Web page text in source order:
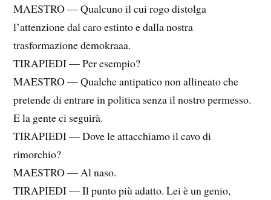
MAESTRO — Qualcuno il cui rogo distolga
l’attenzione dal caro estinto e dalla nostra
trasformazione demokraaa.
TIRAPIEDI — Per esempio?
MAESTRO — Qualche antipatico non allineato che
pretende di entrare in politica senza il nostro permesso.
E la gente ci seguirà.
TIRAPIEDI — Dove le attacchiamo il cavo di
rimorchio?
MAESTRO — Al naso.
TIRAPIEDI — Il punto più adatto. Lei è un genio,